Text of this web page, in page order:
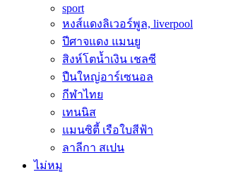
sport
หงส์แดงลิเวอร์พูล, liverpool
ปีศาจแดง แมนยู
สิงห์โตน้ำเงิน เชลซี
ปืนใหญ่อาร์เซนอล
กีฬาไทย
เทนนิส
แมนซิตี้ เรือใบสีฟ้า
ลาลีกา สเปน
ไม่หมู